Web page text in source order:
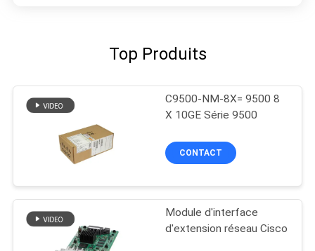
Top Produits
C9500-NM-8X= 9500 8
X 10GE Série 9500
CONTACT
Module d'interface
d'extension réseau Cisco